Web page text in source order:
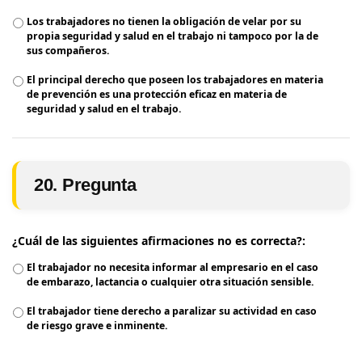
Los trabajadores no tienen la obligación de velar por su
propia seguridad y salud en el trabajo ni tampoco por la de
sus compañeros.
El principal derecho que poseen los trabajadores en materia
de prevención es una protección eficaz en materia de
seguridad y salud en el trabajo.
20. Pregunta
¿Cuál de las siguientes afirmaciones no es correcta?:
El trabajador no necesita informar al empresario en el caso
de embarazo, lactancia o cualquier otra situación sensible.
El trabajador tiene derecho a paralizar su actividad en caso
de riesgo grave e inminente.